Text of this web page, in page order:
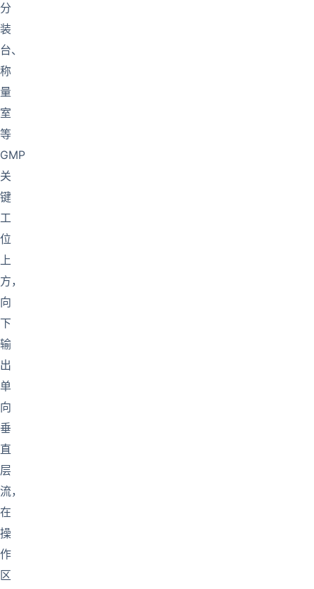
分
装
台、
称
量
室
等
GMP
关
键
工
位
上
方，
向
下
输
出
单
向
垂
直
层
流，
在
操
作
区